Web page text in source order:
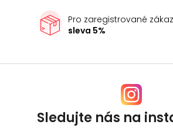
Pro zaregistrované
sleva 5%
Sledujte nás na